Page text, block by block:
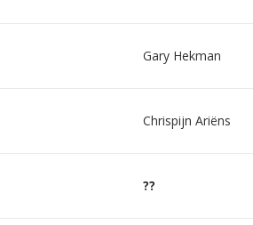
Gary Hekman
Chrispijn Ariëns
??